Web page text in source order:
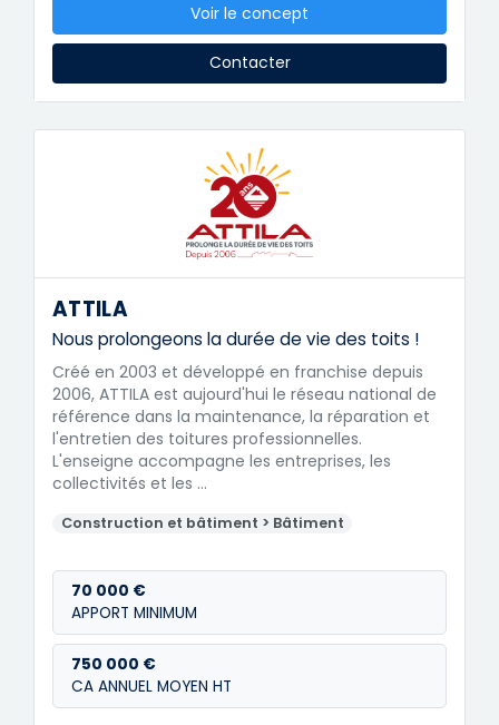
Voir le concept
Contacter
ATTILA
Nous prolongeons la durée de vie des toits !
Créé en 2003 et développé en franchise depuis
2006, ATTILA est aujourd'hui le réseau national de
référence dans la maintenance, la réparation et
l'entretien des toitures professionnelles.
L'enseigne accompagne les entreprises, les
collectivités et les …
Construction et bâtiment > Bâtiment
70 000 €
APPORT MINIMUM
750 000 €
CA ANNUEL MOYEN HT